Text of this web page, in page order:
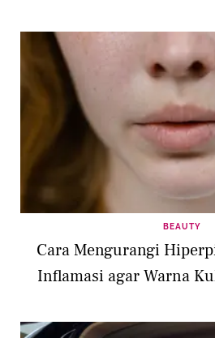
BEAUTY
Cara Mengurangi
Inflamasi agar Warna